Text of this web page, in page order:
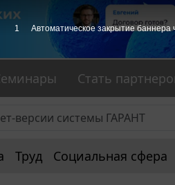
Стать
Труд Социальная сфера
1 Автоматическое закрытие баннера